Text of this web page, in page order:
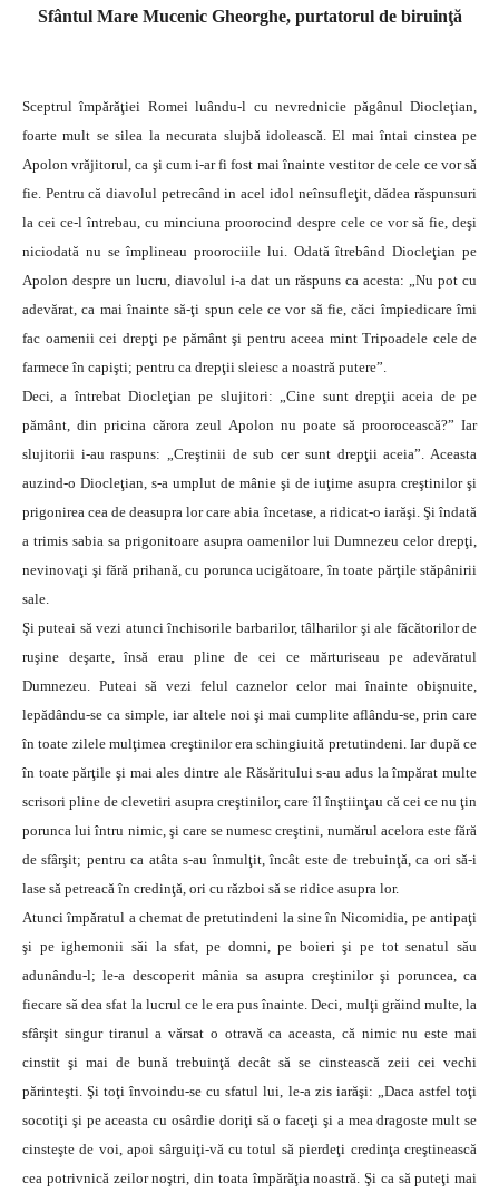
Sfântul Mare Mucenic Gheorghe, purtatorul de biruinţă
Sceptrul împărăţiei Romei luându-l cu nevrednicie păgânul Diocleţian,
foarte mult se silea la necurata slujbă idolească. El mai întai cinstea pe
Apolon vrăjitorul, ca şi cum i-ar fi fost mai înainte vestitor de cele ce vor să
fie. Pentru că diavolul petrecând in acel idol neînsufleţit, dădea răspunsuri
la cei ce-l întrebau, cu minciuna proorocind despre cele ce vor să fie, deşi
niciodată nu se împlineau proorociile lui. Odată îtrebând Diocleţian pe
Apolon despre un lucru, diavolul i-a dat un răspuns ca acesta: „Nu pot cu
adevărat, ca mai înainte să-ţi spun cele ce vor să fie, căci împiedicare îmi
fac oamenii cei drepţi pe pământ şi pentru aceea mint Tripoadele cele de
farmece în capişti; pentru ca drepţii sleiesc a noastră putere”.
Deci, a întrebat Diocleţian pe slujitori: „Cine sunt drepţii aceia de pe
pământ, din pricina cărora zeul Apolon nu poate să proorocească?” Iar
slujitorii i-au raspuns: „Creştinii de sub cer sunt drepţii aceia”. Aceasta
auzind-o Diocleţian, s-a umplut de mânie şi de iuţime asupra creştinilor şi
prigonirea cea de deasupra lor care abia încetase, a ridicat-o iarăşi. Şi îndată
a trimis sabia sa prigonitoare asupra oamenilor lui Dumnezeu celor drepţi,
nevinovaţi şi fără prihană, cu porunca ucigătoare, în toate părţile stăpânirii
sale.
Şi puteai să vezi atunci închisorile barbarilor, tâlharilor şi ale făcătorilor de
ruşine deşarte, însă erau pline de cei ce mărturiseau pe adevăratul
Dumnezeu. Puteai să vezi felul caznelor celor mai înainte obişnuite,
lepădându-se ca simple, iar altele noi şi mai cumplite aflându-se, prin care
în toate zilele mulţimea creştinilor era schingiuită pretutindeni. Iar după ce
în toate părţile şi mai ales dintre ale Răsăritului s-au adus la împărat multe
scrisori pline de clevetiri asupra creştinilor, care îl înştiinţau că cei ce nu ţin
porunca lui întru nimic, şi care se numesc creştini, numărul acelora este fără
de sfârşit; pentru ca atâta s-au înmulţit, încât este de trebuinţă, ca ori să-i
lase să petreacă în credinţă, ori cu război să se ridice asupra lor.
Atunci împăratul a chemat de pretutindeni la sine în Nicomidia, pe antipaţi
şi pe ighemonii săi la sfat, pe domni, pe boieri şi pe tot senatul său
adunându-l; le-a descoperit mânia sa asupra creştinilor şi poruncea, ca
fiecare să dea sfat la lucrul ce le era pus înainte. Deci, mulţi grăind multe, la
sfârşit singur tiranul a vărsat o otravă ca aceasta, că nimic nu este mai
cinstit şi mai de bună trebuinţă decât să se cinstească zeii cei vechi
părinteşti. Şi toţi învoindu-se cu sfatul lui, le-a zis iarăşi: „Daca astfel toţi
socotiţi şi pe aceasta cu osârdie doriţi să o faceţi şi a mea dragoste mult se
cinsteşte de voi, apoi sârguiţi-vă cu totul să pierdeţi credinţa creştinească
cea potrivnică zeilor noştri, din toata împărăţia noastră. Şi ca să puteţi mai